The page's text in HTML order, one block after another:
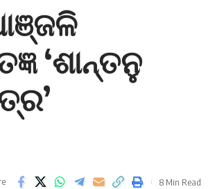
‘ଶାନ୍ତନୁ
8 Min Read